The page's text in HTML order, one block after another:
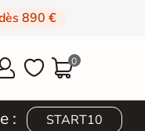
890 €
 0
: START10